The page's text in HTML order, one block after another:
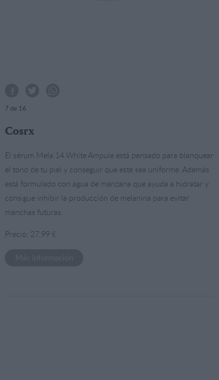
7 de 16
Cosrx
El sérum Mela 14 White Ampule está pensado para blanquear
el tono de tu piel y conseguir que este sea uniforme. Además
está formulado con agua de manzana que ayuda a hidratar y
consigue inhibir la producción de melanina para evitar
manchas futuras.
Precio: 27,99 €